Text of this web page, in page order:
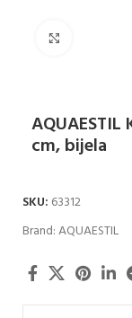
cm, bijela
SKU: 63312
Brand:AQUAESTIL